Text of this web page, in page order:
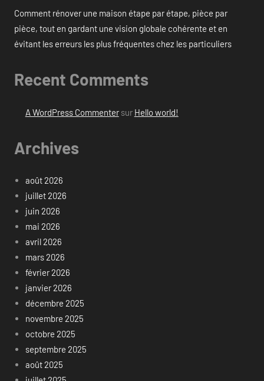
Comment rénover une maison étape par étape, pièce par
pièce, tout en gardant une vision globale cohérente et en
évitant les erreurs les plus fréquentes chez les particuliers
Recent Comments
A WordPress Commentersur Hello world!
Archives
août 2026
juillet 2026
juin 2026
mai 2026
avril 2026
mars 2026
février 2026
janvier 2026
décembre 2025
novembre 2025
octobre 2025
septembre 2025
août 2025